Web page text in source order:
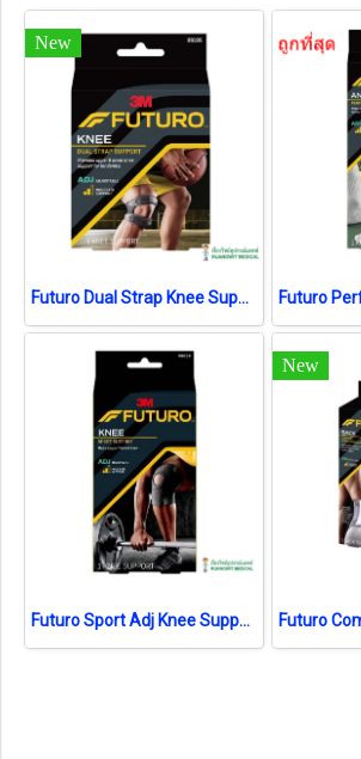
New
Futuro Dual Strap Knee Support ฟูทูโร่ อุปกรณ์พยุงลูกสะบ้าเข่า แถบรัดคู่ รุ่นปรับกระชับได้ (09195)
Futuro Sport Adj Knee Support (09039)
New